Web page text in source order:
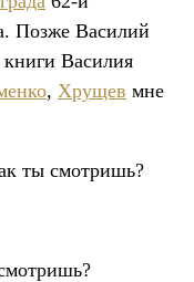
Позже Василий
Василия
, Хрущев мне
ты смотришь?